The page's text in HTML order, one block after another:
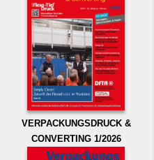
VERPACKUNGSDRUCK &
CONVERTING 1/2026